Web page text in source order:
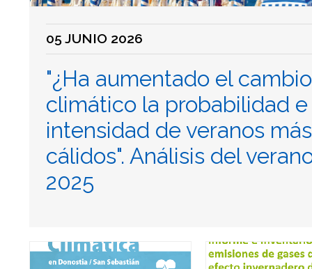
05 JUNIO 2026
"¿Ha aumentado el cambio
climático la probabilidad e
intensidad de veranos más
cálidos". Análisis del
2025